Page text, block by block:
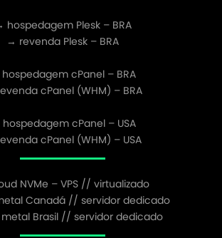
hospedagem Plesk – BRA
→ revenda Plesk – BRA
cPanel – BRA
cPanel (WHM) – BRA
cPanel – USA
cPanel (WHM) – USA
NVMe – VPS // virtualizado
Canadá // servidor dedicado
Brasil // servidor dedicado